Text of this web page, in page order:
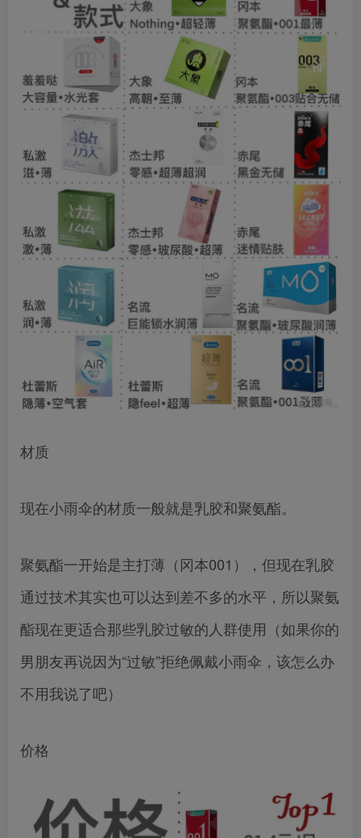
材质
现在小雨伞的材质一般就是乳胶和聚氨酯。
聚氨酯一开始是主打薄（冈本001），但现在乳胶
通过技术其实也可以达到差不多的水平，所以聚氨
酯现在更适合那些乳胶过敏的人群使用（如果你的
男朋友再说因为“过敏”拒绝佩戴小雨伞，该怎么办
不用我说了吧）
价格